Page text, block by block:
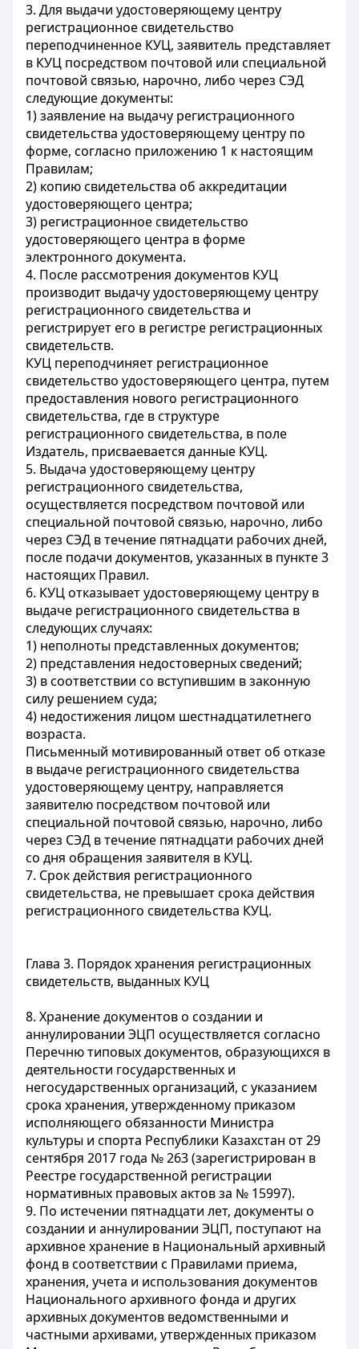
3. Для выдачи удостоверяющему центру
регистрационное свидетельство
переподчиненное КУЦ, заявитель представляет
в КУЦ посредством почтовой или специальной
почтовой связью, нарочно, либо через СЭД
следующие документы:
1) заявление на выдачу регистрационного
свидетельства удостоверяющему центру по
форме, согласно приложению 1 к настоящим
Правилам;
2) копию свидетельства об аккредитации
удостоверяющего центра;
3) регистрационное свидетельство
удостоверяющего центра в форме
электронного документа.
4. После рассмотрения документов КУЦ
производит выдачу удостоверяющему центру
регистрационного свидетельства и
регистрирует его в регистре регистрационных
свидетельств.
КУЦ переподчиняет регистрационное
свидетельство удостоверяющего центра, путем
предоставления нового регистрационного
свидетельства, где в структуре
регистрационного свидетельства, в поле
Издатель, присваевается данные КУЦ.
5. Выдача удостоверяющему центру
регистрационного свидетельства,
осуществляется посредством почтовой или
специальной почтовой связью, нарочно, либо
через СЭД в течение пятнадцати рабочих дней,
после подачи документов, указанных в пункте 3
настоящих Правил.
6. КУЦ отказывает удостоверяющему центру в
выдаче регистрационного свидетельства в
следующих случаях:
1) неполноты представленных документов;
2) представления недостоверных сведений;
3) в соответствии со вступившим в законную
силу решением суда;
4) недостижения лицом шестнадцатилетнего
возраста.
Письменный мотивированный ответ об отказе
в выдаче регистрационного свидетельства
удостоверяющему центру, направляется
заявителю посредством почтовой или
специальной почтовой связью, нарочно, либо
через СЭД в течение пятнадцати рабочих дней
со дня обращения заявителя в КУЦ.
7. Срок действия регистрационного
свидетельства, не превышает срока действия
регистрационного свидетельства КУЦ.
Глава 3. Порядок хранения регистрационных
свидетельств, выданных КУЦ
8. Хранение документов о создании и
аннулировании ЭЦП осуществляется согласно
Перечню типовых документов, образующихся в
деятельности государственных и
негосударственных организаций, с указанием
срока хранения, утвержденному приказом
исполняющего обязанности Министра
культуры и спорта Республики Казахстан от 29
сентября 2017 года № 263 (зарегистрирован в
Реестре государственной регистрации
нормативных правовых актов за № 15997).
9. По истечении пятнадцати лет, документы о
создании и аннулировании ЭЦП, поступают на
архивное хранение в Национальный архивный
фонд в соответствии с Правилами приема,
хранения, учета и использования документов
Национального архивного фонда и других
архивных документов ведомственными и
частными архивами, утвержденных приказом